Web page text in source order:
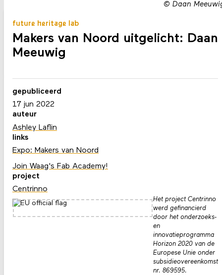
© Daan
future heritage lab
Makers van Noord uitgelicht: Daan
Meeuwig
gepubliceerd
17 jun 2022
auteur
Ashley Laflin
links
Expo: Makers van Noord
Join Waag's Fab Academy!
project
Centrinno
Het project Centrinno
werd gefinancierd
door het onderzoeks-
en
innovatieprogramma
Horizon 2020 van de
Europese Unie onder
subsidieovereenkomst
nr. 869595.